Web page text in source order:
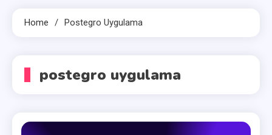
Home Postegro Uygulama
postegro uygulama